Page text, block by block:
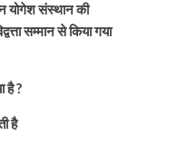
योगेश संस्थान की
सम्मान से किया गया
है ?
है